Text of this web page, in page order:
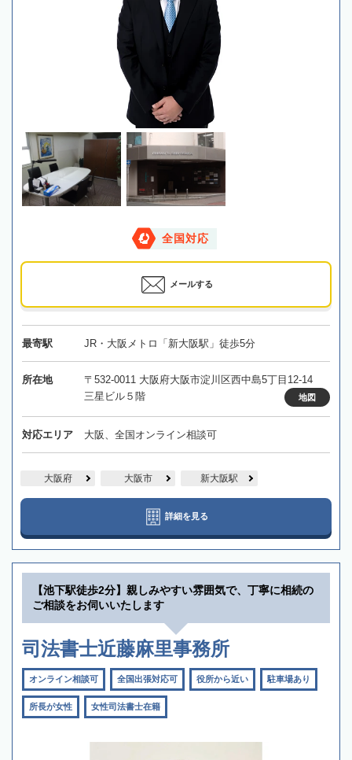
全国対応
メールする
最寄駅 JR・大阪メトロ「新大阪駅」徒歩5分
所在地
〒532-0011 大阪府大阪市淀川区西中島5丁目12-14
三星ビル５階
地図
対応エリア 大阪、全国オンライン相談可
大阪府 大阪市 新大阪駅
詳細を見る
【池下駅徒歩2分】親しみやすい雰囲気で、丁寧に相続の
ご相談をお伺いいたします
司法書士近藤麻里事務所
オンライン相談可 全国出張対応可 役所から近い 駐車場あり
所長が女性 女性司法書士在籍